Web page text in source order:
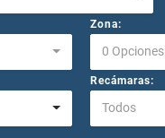
Zona:
0 Opciones
Recámaras:
Todos